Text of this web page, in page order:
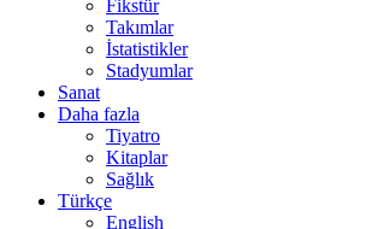
Fikstür
Takımlar
İstatistikler
Stadyumlar
Sanat
Daha fazla
Tiyatro
Kitaplar
Sağlık
Türkçe
English